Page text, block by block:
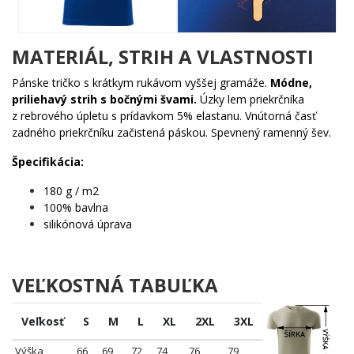
a výsledok je jednoducho neodolateľný.
Komu urobí radosť?
🔥 Každému, kto miluje halloween a nevie sa ho nabažiť
ani po skončení októbra
🖤 Fanúšikom Drakulu, ktorí ocenia poriadne nezvyčajné
stvárnenie legendy
✨ Ľuďom so zmyslom pre čierny humor a originálny
prejav
svoju chvíľu slávy
Nebojte sa tmy – objmite ju s úsmevom! Tento motív je pre tých, čo
MATERIÁL, STRIH A VLASTNOSTI
Pánske tričko s krátkym rukávom vyššej gramáže. Módne,
priliehavý strih s bočnými švami. Úzky lem priekrčníka
z rebrového úpletu s prídavkom 5% elastanu. Vnútorná časť
zadného priekrčníku začistená páskou. Spevnený ramenný šev.
Špecifikácia:
180 g / m2
100% bavlna
silikónová úprava
VEĽKOSTNÁ TABUĽKA
Veľkosť S M L XL 2XL 3XL
Výška 66 69 72 74 76 79